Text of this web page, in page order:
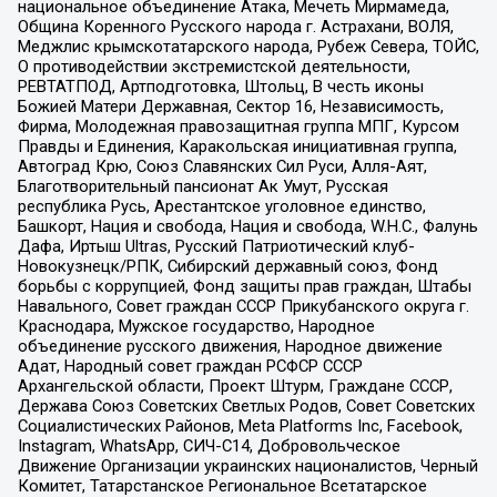
национальное объединение Атака, Мечеть Мирмамеда,
Община Коренного Русского народа г. Астрахани, ВОЛЯ,
Меджлис крымскотатарского народа, Рубеж Севера, ТОЙС,
О противодействии экстремистской деятельности,
РЕВТАТПОД, Артподготовка, Штольц, В честь иконы
Божией Матери Державная, Сектор 16, Независимость,
Фирма, Молодежная правозащитная группа МПГ, Курсом
Правды и Единения, Каракольская инициативная группа,
Автоград Крю, Союз Славянских Сил Руси, Алля-Аят,
Благотворительный пансионат Ак Умут, Русская
республика Русь, Арестантское уголовное единство,
Башкорт, Нация и свобода, Нация и свобода, W.H.С., Фалунь
Дафа, Иртыш Ultras, Русский Патриотический клуб-
Новокузнецк/РПК, Сибирский державный союз, Фонд
борьбы с коррупцией, Фонд защиты прав граждан, Штабы
Навального, Совет граждан СССР Прикубанского округа г.
Краснодара, Мужское государство, Народное
объединение русского движения, Народное движение
Адат, Народный совет граждан РСФСР СССР
Архангельской области, Проект Штурм, Граждане СССР,
Держава Союз Советских Светлых Родов, Совет Советских
Социалистических Районов, Meta Platforms Inc, Facebook,
Instagram, WhatsApp, СИЧ-С14, Добровольческое
Движение Организации украинских националистов, Черный
Комитет, Татарстанское Региональное Всетатарское